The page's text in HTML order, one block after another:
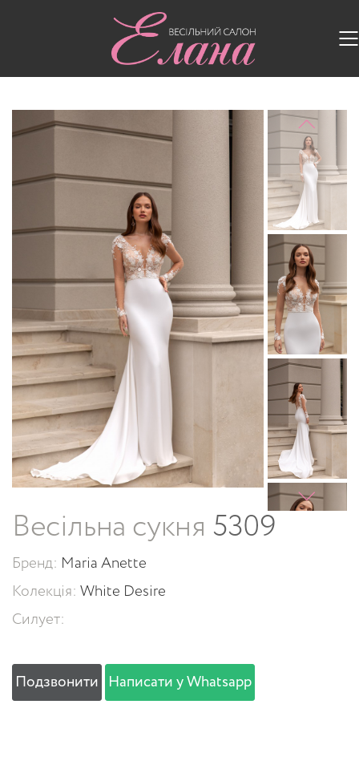
Весільні сукні/
Весільна сукня 5309
Бренд: Maria Anette
Колекція: White Desire
Силует:
Подзвонити Написати у Whatsapp